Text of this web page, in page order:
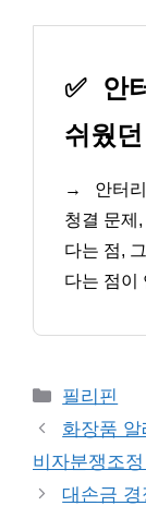
✅
안
쉬웠
→
안터
청결 문제
다는 점,
다는 점이
카
테
고
리
필리핀
화장품
비자분쟁조
대손금